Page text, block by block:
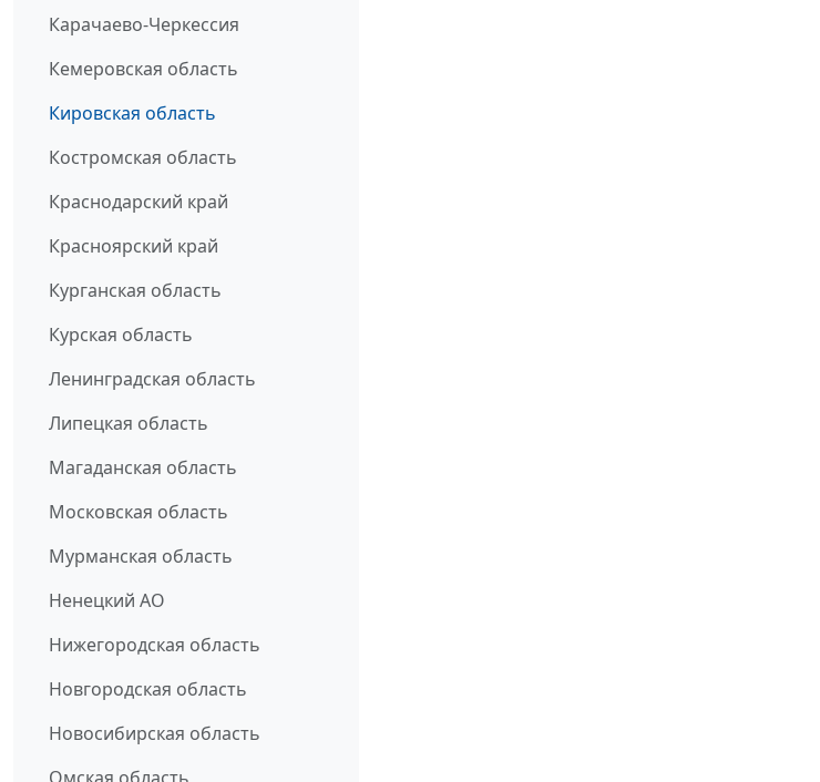
Карачаево-Черкессия
Кемеровская область
Кировская область
Костромская область
Краснодарский край
Красноярский край
Курганская область
Курская область
Ленинградская область
Липецкая область
Магаданская область
Московская область
Мурманская область
Ненецкий АО
Нижегородская область
Новгородская область
Новосибирская область